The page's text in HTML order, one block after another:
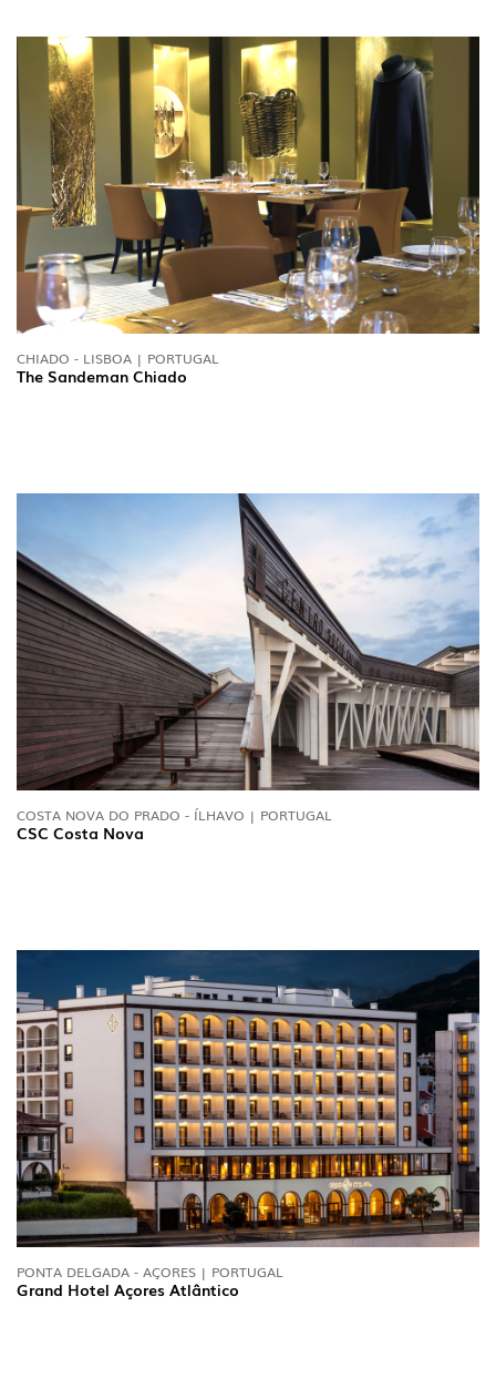
SIGA-NOS
CHIADO - LISBOA | PORTUGAL
The Sandeman Chiado
COSTA NOVA DO PRADO - ÍLHAVO | PORTUGAL
CSC Costa Nova
PONTA DELGADA - AÇORES | PORTUGAL
Grand Hotel Açores Atlântico